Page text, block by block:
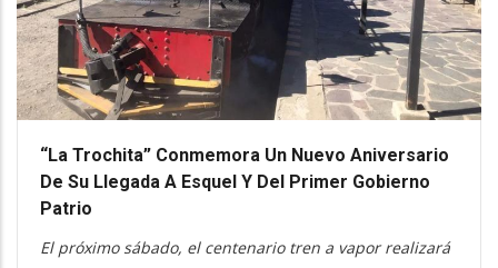
“La Trochita” Conmemora Un Nuevo Aniversario
De Su Llegada A Esquel Y Del Primer Gobierno
Patrio
El próximo sábado, el centenario tren a vapor realizará